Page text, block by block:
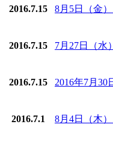
2016.7.15 8月5日（金
2016.7.15 7月27日（水
2016.7.15 2016年7月
2016.7.1 8月4日（木